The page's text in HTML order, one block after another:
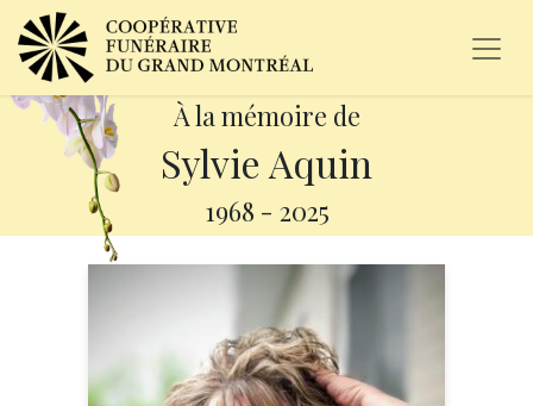
À la mémoire de
Sylvie Aquin
1968 - 2025